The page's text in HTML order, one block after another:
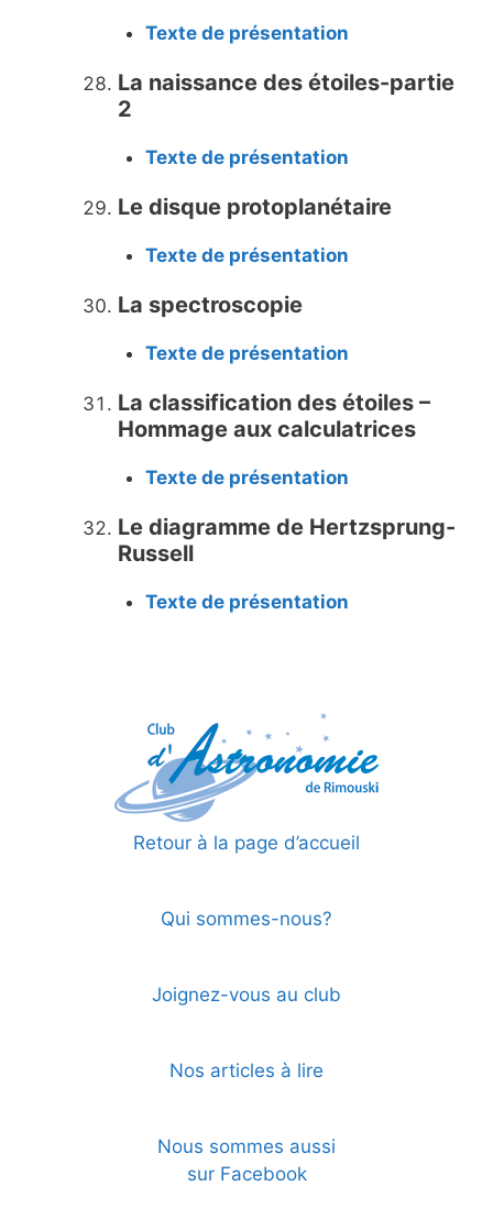
Texte de présentation
La naissance des étoiles-partie
2
Texte de présentation
Le disque protoplanétaire
Texte de présentation
La spectroscopie
Texte de présentation
La classification des étoiles –
Hommage aux calculatrices
Texte de présentation
Le diagramme de Hertzsprung-
Russell
Texte de présentation
Retour à la page d’accueil
Qui sommes-nous?
Joignez-vous au club
Nos articles à lire
Nous sommes aussi
sur Facebook